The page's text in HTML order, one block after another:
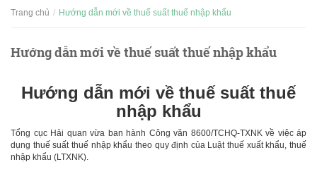
Trang chủ Hướng dẫn mới về thuế suất thuế nhập khẩu
Hướng dẫn mới về thuế suất thuế nhập khẩu
Hướng dẫn mới về thuế suất thuế
nhập khẩu
Tổng cục Hải quan vừa ban hành Công văn 8600/TCHQ-TXNK về việc áp
dụng thuế suất thuế nhập khẩu theo quy định của Luật thuế xuất khẩu, thuế
nhập khẩu (LTXNK).